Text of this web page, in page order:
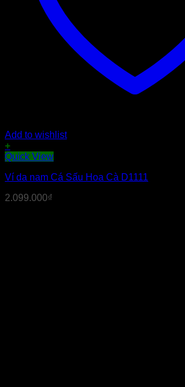
Add to wishlist
+
Quick View
Ví da nam Cá Sấu Hoa Cà D1111
2.099.000₫